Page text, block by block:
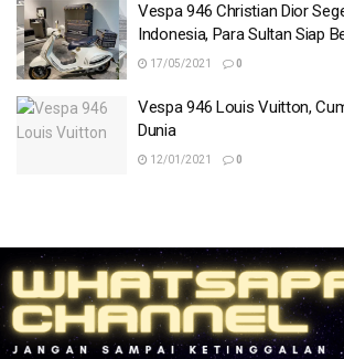
Vespa 946 Christian Dior
Indonesia, Para Sultan Siap
17/05/2021 0
Vespa 946 Louis Vuitton,
Dunia
12/01/2021 0